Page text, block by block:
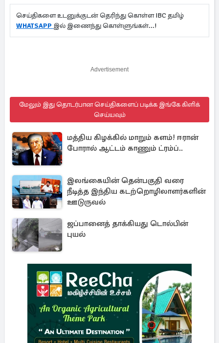
செய்திகளை உடனுக்குடன் தெரிந்து கொள்ள IBC தமிழ்
WHATSAPP இல் இணைந்து கொள்ளுங்கள்...!
Advertisement
மேலும் இது தொடர்பான செய்திகளைப் படிக்க இங்கே கிளிக்
செய்யவும்
மத்திய கிழக்கில் மாறும் களம்! ஈரான்
போரால் ஆட்டம் காணும் ட்ரம்ப்..
இலங்கையின் தென்பகுதி வரை
நீடித்த இந்திய கடற்றொழிலாளர்களின்
ஊடுருவல்
ஜப்பானைத் தாக்கியது டொல்பின்
புயல்